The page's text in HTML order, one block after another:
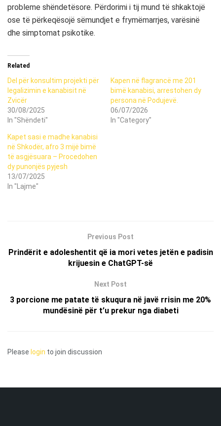
probleme shëndetësore. Përdorimi i tij mund të shkaktojë
ose të përkeqësojë sëmundjet e frymëmarrjes, varësinë
dhe simptomat psikotike.
Related
Del për konsultim projekti për
legalizimin e kanabisit në
Zvicër
30/08/2025
In "Shëndeti"
Kapen në flagrancë me 201
bimë kanabisi, arrestohen dy
persona në Podujevë.
06/07/2026
In "Category"
Kapet sasi e madhe kanabisi
në Shkodër, afro 3 mijë bimë
të asgjësuara – Procedohen
dy punonjës pyjesh
13/07/2025
In "Lajme"
Previous Post
Prindërit e adoleshentit që ia mori vetes jetën e padisin
krijuesin e ChatGPT-së
Next Post
3 porcione me patate të skuqura në javë rrisin me 20%
mundësinë për t’u prekur nga diabeti
Please login to join discussion